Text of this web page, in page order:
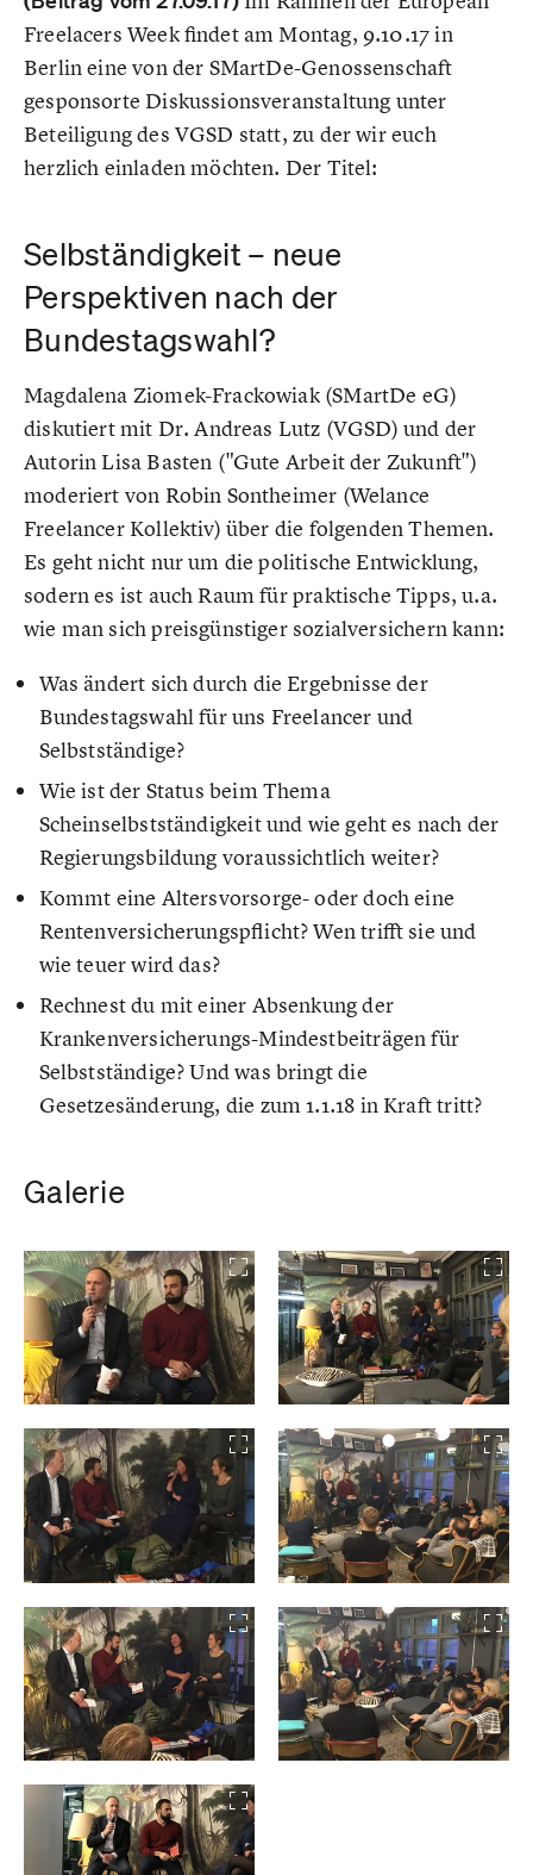
Freelacers Week findet am Montag, 9.10.17 in
Berlin eine von der SMartDe-Genossenschaft
gesponsorte Diskussionsveranstaltung unter
Beteiligung des VGSD statt, zu der wir euch
herzlich einladen möchten. Der Titel:
Selbständigkeit – neue
Perspektiven nach der
Bundestagswahl?
Magdalena Ziomek-Frackowiak (SMartDe eG)
diskutiert mit Dr. Andreas Lutz (VGSD) und der
Autorin Lisa Basten ("Gute Arbeit der Zukunft")
moderiert von Robin Sontheimer (Welance
Freelancer Kollektiv) über die folgenden Themen.
Es geht nicht nur um die politische Entwicklung,
sodern es ist auch Raum für praktische Tipps, u.a.
wie man sich preisgünstiger sozialversichern kann:
Was ändert sich durch die Ergebnisse der
Bundestagswahl für uns Freelancer und
Selbstständige?
Wie ist der Status beim Thema
Scheinselbstständigkeit und wie geht es nach der
Regierungsbildung voraussichtlich weiter?
Kommt eine Altersvorsorge- oder doch eine
Rentenversicherungspflicht? Wen trifft sie und
wie teuer wird das?
Rechnest du mit einer Absenkung der
Krankenversicherungs-Mindestbeiträgen für
Selbstständige? Und was bringt die
Gesetzesänderung, die zum 1.1.18 in Kraft tritt?
Galerie